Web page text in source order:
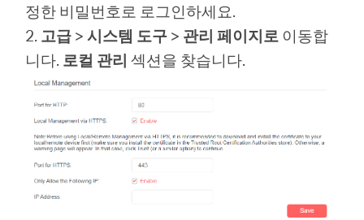
정한 비밀번호로 로그인하세요.
2. 고급 > 시스템 도구 > 관리 페이지로 이동합
니다. 로컬 관리 섹션을 찾습니다.